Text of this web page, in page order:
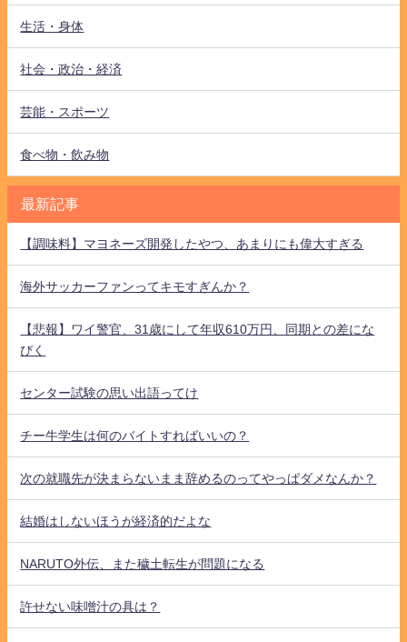
生活・身体
社会・政治・経済
芸能・スポーツ
食べ物・飲み物
最新記事
【調味料】マヨネーズ開発したやつ、あまりにも偉大すぎる
海外サッカーファンってキモすぎんか？
【悲報】ワイ警官、31歳にして年収610万円、同期との差にな
びく
センター試験の思い出語ってけ
チー牛学生は何のバイトすればいいの？
次の就職先が決まらないまま辞めるのってやっぱダメなんか？
結婚はしないほうが経済的だよな
NARUTO外伝、また穢土転生が問題になる
許せない味噌汁の具は？